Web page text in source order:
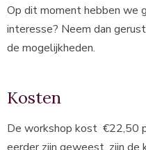
Op dit moment hebben we
interesse? Neem dan
de mogelijkheden.
Kosten
De workshop kost €22,50